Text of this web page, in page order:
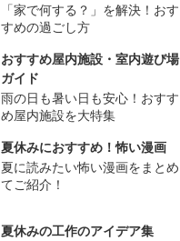
「家で何する？」を解決！おす
すめの過ごし方
おすすめ屋内施設・室内遊び場
ガイド
雨の日も暑い日も安心！おすす
め屋内施設を大特集
夏休みにおすすめ！怖い漫画
夏に読みたい怖い漫画をまとめ
てご紹介！
夏休みの工作のアイデア集